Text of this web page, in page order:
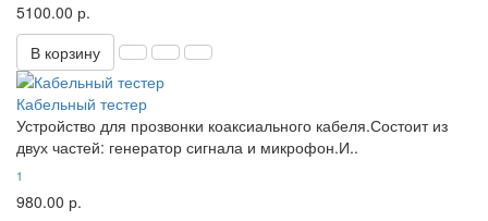
5100.00 р.
В корзину
Кабельный тестер
Устройство для прозвонки коаксиального кабеля.Состоит из
двух частей: генератор сигнала и микрофон.И..
1
980.00 р.